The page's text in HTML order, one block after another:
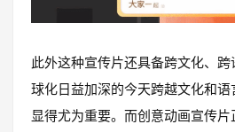
此外这种宣传片还具备跨文化、
球化日益加深的今天跨越文化和
显得尤为重要。而创意动画宣传